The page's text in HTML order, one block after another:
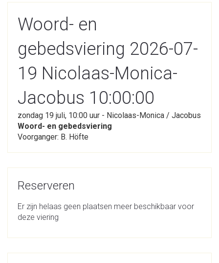
Woord- en
gebedsviering 2026-07-
19 Nicolaas-Monica-
Jacobus 10:00:00
zondag 19 juli, 10:00 uur - Nicolaas-Monica / Jacobus
Woord- en gebedsviering
Voorganger: B. Höfte
Reserveren
Er zijn helaas geen plaatsen meer beschikbaar voor
deze viering